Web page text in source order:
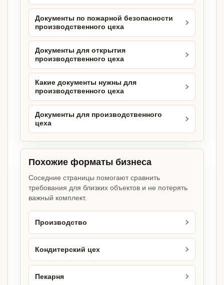
Документы по пожарной безопасности
производственного цеха
Документы для открытия
производственного цеха
Какие документы нужны для
производственного цеха
Документы для производственного
цеха
Похожие форматы бизнеса
Соседние страницы помогают сравнить
требования для близких объектов и не потерять
важный комплект.
Производство
Кондитерский цех
Пекарня